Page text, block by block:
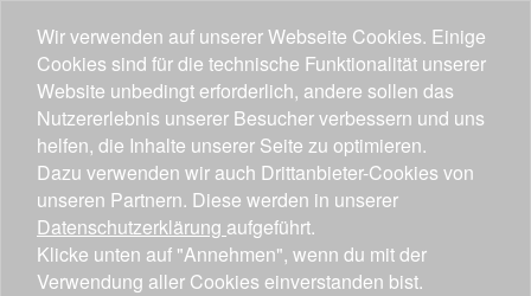
Wir verwenden auf unserer Webseite Cookies. Einige
Cookies sind für die technische Funktionalität unserer
Website unbedingt erforderlich, andere sollen das
Nutzererlebnis unserer Besucher verbessern und uns
helfen, die Inhalte unserer Seite zu optimieren.
Dazu verwenden wir auch Drittanbieter-Cookies von
unseren Partnern. Diese werden in unserer
Datenschutzerklärung aufgeführt.
Klicke unten auf "Annehmen", wenn du mit der
Verwendung aller Cookies einverstanden bist.